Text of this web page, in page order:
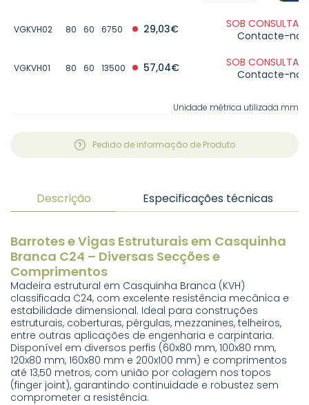
VGKVH02 80 60 6750 29,03€
SOB CONSULTA -
Contacte-nos
VGKVH01 80 60 13500 57,04€
SOB CONSULTA -
Contacte-nos
Unidade métrica utilizada mm
Pedido de informação de Produto
Descrição Especificações técnicas
Barrotes e Vigas Estruturais em Casquinha
Branca C24 – Diversas Secções e
Comprimentos
Madeira estrutural em Casquinha Branca (KVH)
classificada C24, com excelente resistência mecânica e
estabilidade dimensional. Ideal para construções
estruturais, coberturas, pérgulas, mezzanines, telheiros,
entre outras aplicações de engenharia e carpintaria.
Disponível em diversos perfis (60x80 mm, 100x80 mm,
120x80 mm, 160x80 mm e 200x100 mm) e comprimentos
até 13,50 metros, com união por colagem nos topos
(finger joint), garantindo continuidade e robustez sem
comprometer a resistência.